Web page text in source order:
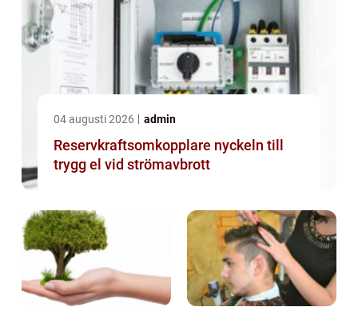
04 augusti 2026 admin
Reservkraftsomkopplare nyckeln till
trygg el vid strömavbrott